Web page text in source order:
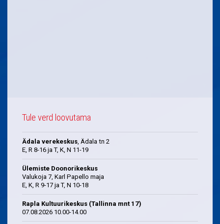
Tule verd loovutama
Ädala verekeskus, Ädala tn 2
E, R 8-16 ja T, K, N 11-19
Ülemiste Doonorikeskus
Valukoja 7, Karl Papello maja
E, K, R 9-17 ja T, N 10-18
Rapla Kultuurikeskus (Tallinna mnt 17)
07.08.2026 10.00-14.00